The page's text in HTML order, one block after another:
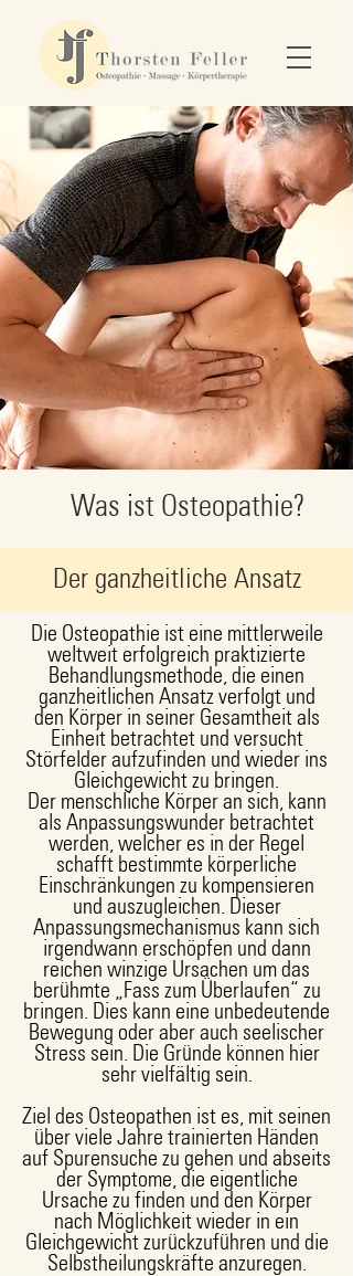
Was ist Osteopathie?
Der ganzheitliche Ansatz
Die Osteopathie ist eine mittlerweile
weltweit erfolgreich praktizierte
Behandlungsmethode, die einen
ganzheitlichen Ansatz verfolgt und
den Körper in seiner Gesamtheit als
Einheit betrachtet und versucht
Störfelder aufzufinden und wieder ins
Gleichgewicht zu bringen.
Der menschliche Körper an sich, kann
als Anpassungswunder betrachtet
werden, welcher es in der Regel
schafft bestimmte körperliche
Einschränkungen zu kompensieren
und auszugleichen. Dieser
Anpassungsmechanismus kann sich
irgendwann erschöpfen und dann
reichen winzige Ursachen um das
berühmte „Fass zum Überlaufen“ zu
bringen. Dies kann eine unbedeutende
Bewegung oder aber auch seelischer
Stress sein. Die Gründe können hier
sehr vielfältig sein.
Ziel des Osteopathen ist es, mit seinen
über viele Jahre trainierten Händen
auf Spurensuche zu gehen und abseits
der Symptome, die eigentliche
Ursache zu finden und den Körper
nach Möglichkeit wieder in ein
Gleichgewicht zurückzuführen und die
Selbstheilungskräfte anzuregen.